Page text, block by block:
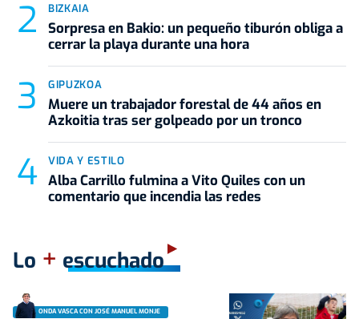
BIZKAIA
Sorpresa en Bakio: un pequeño tiburón obliga a
cerrar la playa durante una hora
GIPUZKOA
Muere un trabajador forestal de 44 años en
Azkoitia tras ser golpeado por un tronco
VIDA Y ESTILO
Alba Carrillo fulmina a Vito Quiles con un
comentario que incendia las redes
Lo + escuchado
ONDA VASCA CON JOSÉ MANUEL MONJE